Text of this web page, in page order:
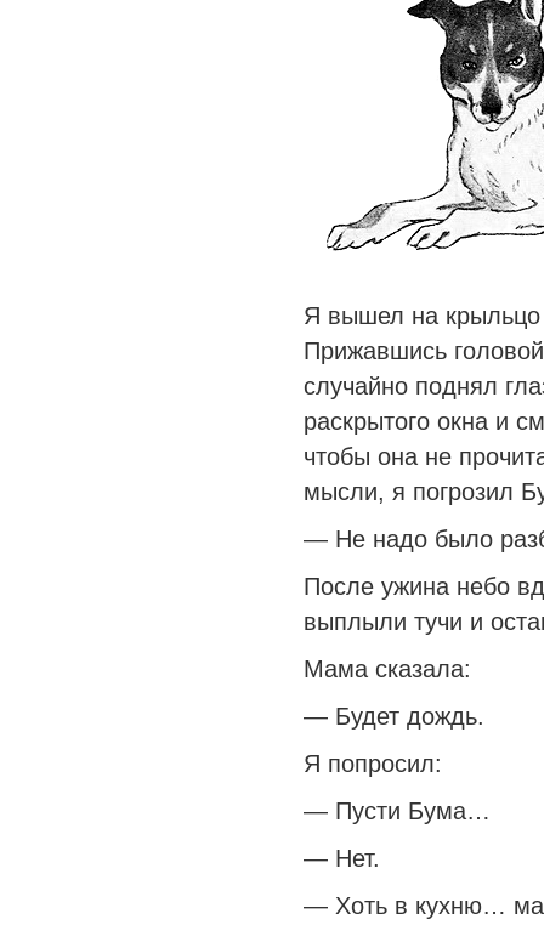
Я вышел на
Прижавшись
случайно поднял
раскрытого окна и
чтобы она не
мысли, я погрозил
— Не надо было
После ужина небо
выплыли тучи и
Мама сказала:
— Будет дождь.
Я попросил:
— Пусти Бума…
— Нет.
— Хоть в кухню…